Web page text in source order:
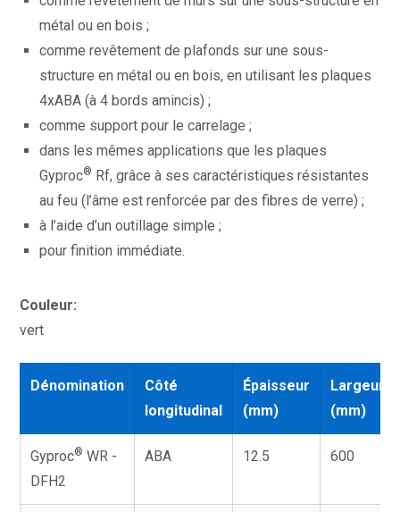
métal ou en bois ;
comme revêtement de plafonds sur une sous-
structure en métal ou en bois, en utilisant les plaques
4xABA (à 4 bords amincis) ;
comme support pour le carrelage ;
dans les mêmes applications que les plaques
Gyproc® Rf, grâce à ses caractéristiques résistantes
au feu (l’âme est renforcée par des fibres de verre) ;
à l’aide d’un outillage simple ;
pour finition immédiate.
Couleur:
vert
Dénomination
Côté
longitudinal
Épaisseur
(mm)
Largeur
(mm)
Gyproc® WR -
DFH2
ABA 12.5 600